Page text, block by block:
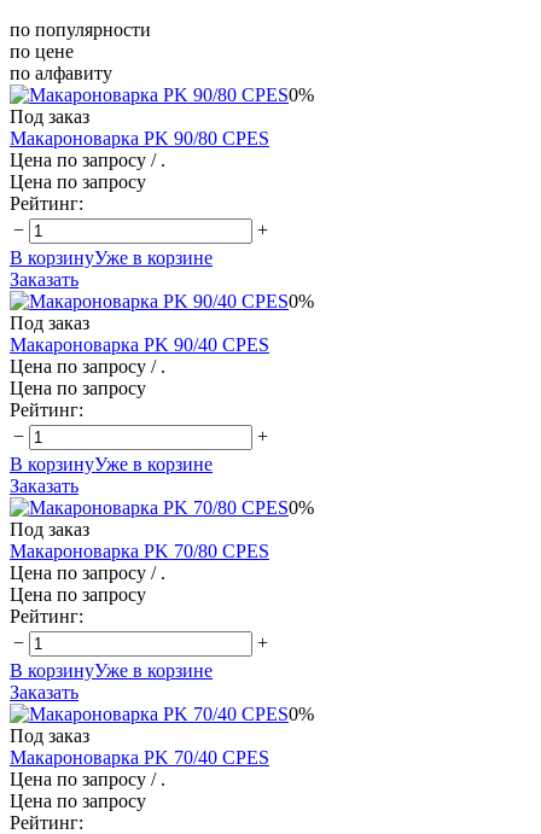
по популярности
по цене
по алфавиту
0%
Под заказ
Макароноварка PK 90/80 CPES
Цена по запросу / .
Цена по запросу
Рейтинг:
−
+
В корзинуУже в корзине
Заказать
0%
Под заказ
Макароноварка PK 90/40 CPES
Цена по запросу / .
Цена по запросу
Рейтинг:
−
+
В корзинуУже в корзине
Заказать
0%
Под заказ
Макароноварка PK 70/80 CPES
Цена по запросу / .
Цена по запросу
Рейтинг:
−
+
В корзинуУже в корзине
Заказать
0%
Под заказ
Макароноварка PK 70/40 CPES
Цена по запросу / .
Цена по запросу
Рейтинг: